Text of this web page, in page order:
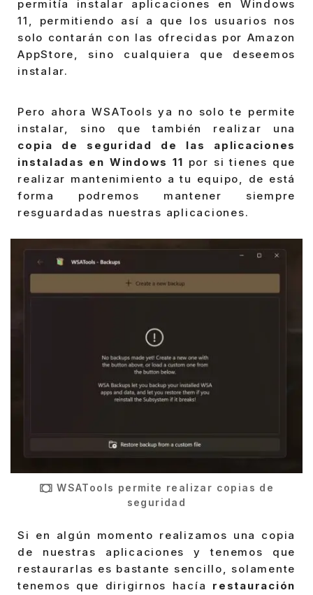
permitía instalar aplicaciones en Windows
11, permitiendo así a que los usuarios nos
solo contarán con las ofrecidas por Amazon
AppStore, sino cualquiera que deseemos
instalar.
Pero ahora WSATools ya no solo te permite
instalar, sino que también realizar una
copia de seguridad de las aplicaciones
instaladas en Windows 11 por si tienes que
realizar mantenimiento a tu equipo, de está
forma podremos mantener siempre
resguardadas nuestras aplicaciones.
WSATools permite realizar copias de
seguridad
Si en algún momento realizamos una copia
de nuestras aplicaciones y tenemos que
restaurarlas es bastante sencillo, solamente
tenemos que dirigirnos hacía restauración